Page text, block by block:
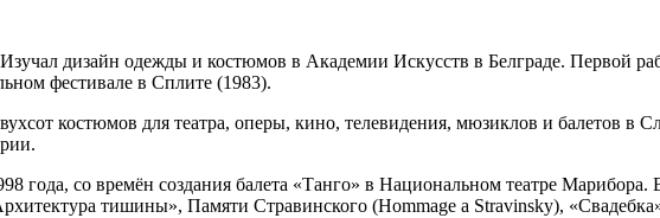
дизайн одежды и костюмов в Академии Искусств в Белграде. Первой
фестивале в Сплите (1983).
костюмов для театра, оперы, кино, телевидения, мюзиклов и
года, со времён создания балета «Танго» в Национальном театре
тишины», Памяти Стравинского (Hommage a Stravinsky),